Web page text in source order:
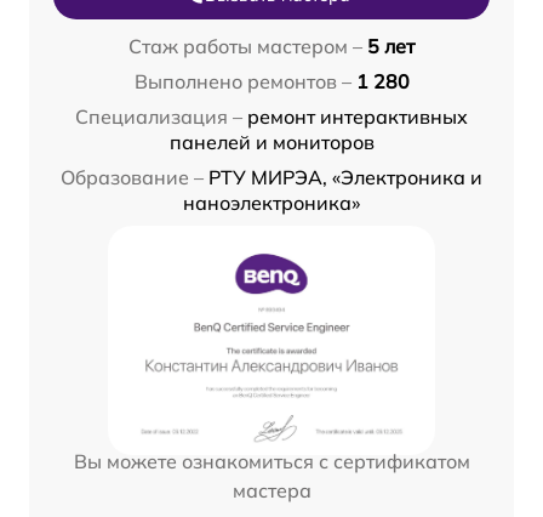
Стаж работы мастером – 5 лет
Выполнено ремонтов – 1 280
Специализация – ремонт интерактивных
панелей и мониторов
Образование – РТУ МИРЭА, «Электроника и
наноэлектроника»
Вы можете ознакомиться с сертификатом
мастера